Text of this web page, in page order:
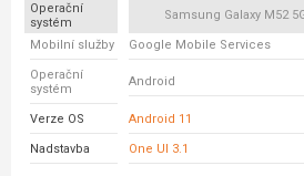
Operační
systém
Samsung Galaxy M52
Mobilní služby Google Mobile Services
Operační
systém
Android
Verze OS Android 11
Nadstavba One UI 3.1